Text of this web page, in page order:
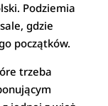
Podziemia
gdzie
początków.
trzeba